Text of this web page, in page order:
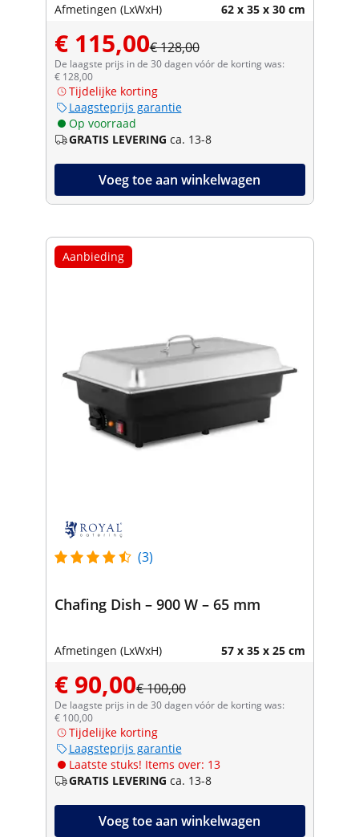
Afmetingen (LxWxH) 62 x 35 x 30 cm
€ 115,00€ 128,00
De laagste prijs in de 30 dagen vóór de korting was:
€ 128,00
Tijdelijke korting
Laagsteprijs garantie
Op voorraad
GRATIS LEVERING ca. 13-8
Voeg toe aan winkelwagen
Aanbieding
(3)
Chafing Dish – 900 W – 65 mm
Afmetingen (LxWxH) 57 x 35 x 25 cm
€ 90,00€ 100,00
De laagste prijs in de 30 dagen vóór de korting was:
€ 100,00
Tijdelijke korting
Laagsteprijs garantie
Laatste stuks! Items over: 13
GRATIS LEVERING ca. 13-8
Voeg toe aan winkelwagen